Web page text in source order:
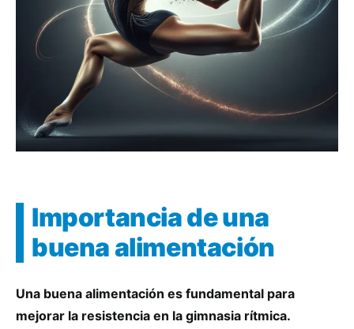
Importancia de una
buena alimentación
Una buena alimentación es fundamental para
mejorar la resistencia en la gimnasia rítmica.